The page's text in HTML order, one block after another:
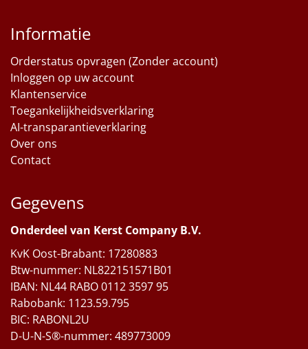
Informatie
Orderstatus opvragen (Zonder account)
Inloggen op uw account
Klantenservice
Toegankelijkheidsverklaring
AI-transparantieverklaring
Over ons
Contact
Gegevens
Onderdeel van Kerst Company B.V.
KvK Oost-Brabant: 17280883
Btw-nummer: NL822151571B01
IBAN: NL44 RABO 0112 3597 95
Rabobank: 1123.59.795
BIC: RABONL2U
D-U-N-S®-nummer: 489773009